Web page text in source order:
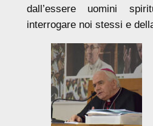
dall’essere uomini
interrogare noi stessi e